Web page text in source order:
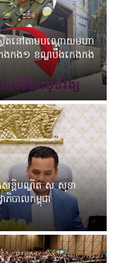
តនៅតាមបណ្ដោយមហា
េងកង១ ខណ្ឌបឹងកេងកង
សន្តិបណ្ឌិត ស សុខា
ភិបាលកម្ពុជា